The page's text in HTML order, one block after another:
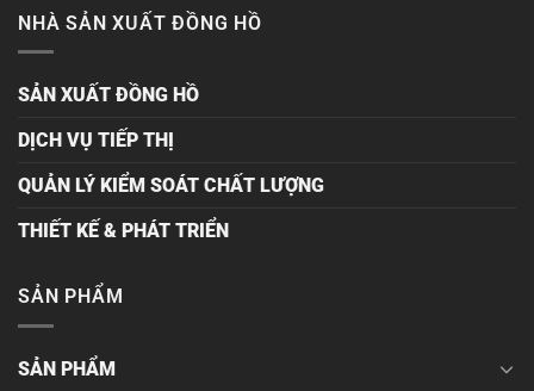
NHÀ SẢN XUẤT ĐỒNG HỒ
SẢN XUẤT ĐỒNG HỒ
DỊCH VỤ TIẾP THỊ
QUẢN LÝ KIỂM SOÁT CHẤT LƯỢNG
THIẾT KẾ & PHÁT TRIỂN
SẢN PHẨM
SẢN PHẨM